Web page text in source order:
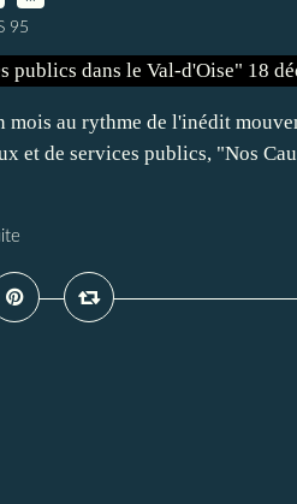
95
au rythme de l'inédit
et de services publics, "Nos